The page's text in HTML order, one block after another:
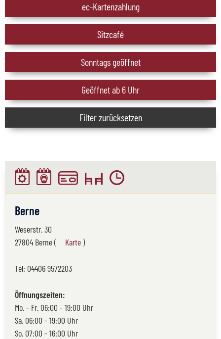
ec-Kartenzahlung
Sitzcafé
Sonntags geöffnet
Geöffnet ab 6 Uhr
Filter zurücksetzen
Berne
Weserstr. 30
27804 Berne (
Karte )
Tel: 04406 9572203
Öffnungszeiten:
Mo. - Fr. 06:00 - 19:00 Uhr
Sa. 06:00 - 19:00 Uhr
So. 07:00 - 16:00 Uhr